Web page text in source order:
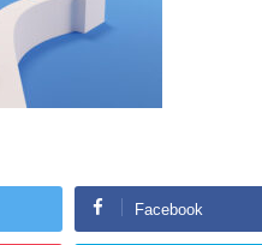
Facebook